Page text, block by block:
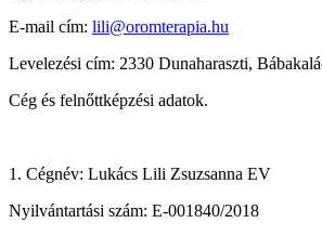
E-mail cím: lili@oromterapia.hu
Levelezési cím: 2330 Dunaharaszti,
Cég és felnőttképzési adatok.
1. Cégnév: Lukács Lili Zsuzsanna EV
Nyilvántartási szám: E-001840/2018